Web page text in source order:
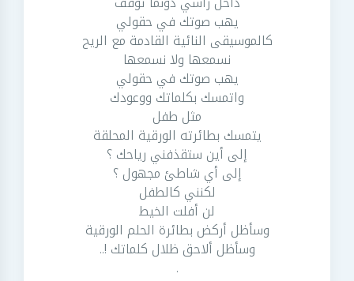
يهب صوتك في حقولي
كالموسيقى النائية القادمة مع الريح
نسمعها ولا نسمعها
يهب صوتك في حقولي
واتمسك بكلماتك ووعودك
مثل طفل
يتمسك بطائرته الورقية المحلقة
إلى أين ستقذفني رياحك ؟
إلى أي شاطئ مجهول ؟
لكنني كالطفل
لن أفلت الخيط
وسأظل أركض بطائرة الحلم الورقية
وسأظل ألاحق ظلال كلماتك !..
.